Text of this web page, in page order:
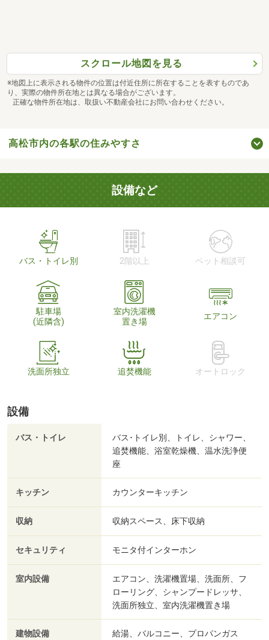
スクロール地図を見る
※地図上に表示される物件の位置は付近住所に所在することを表すものであ
り、実際の物件所在地とは異なる場合がございます。
正確な物件所在地は、取扱い不動産会社にお問い合わせください。
高松市内の各駅の住みやすさ
設備など
バス・トイレ別 2階以上 ペット相談可
駐車場
(近隣含)
室内洗濯機
置き場
エアコン
洗面所独立 追焚機能 オートロック
設備
バス・トイレ
バス･トイレ別、トイレ、シャワー、
追焚機能、浴室乾燥機、温水洗浄便
座
キッチン カウンターキッチン
収納 収納スペース、床下収納
セキュリティ モニタ付インターホン
室内設備
エアコン、洗濯機置場、洗面所、フ
ローリング、シャンプードレッサ、
洗面所独立、室内洗濯機置き場
建物設備 給湯、バルコニー、プロパンガス